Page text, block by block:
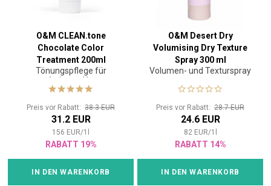
gesund hielt und ihnen die notwendige Ernährung lieferte.
CØR.Color löst das Problem der gesamten Kosmetikindustrie,
nämlich die zunehmende Überempfindlichkeit gegenüber
chemischen Bestandteilen in Produkten. O&M ist vonPETA
zertifiziert. Auf den Produkten finden Sie das Kaninchen-Logo, das
symbolisiert, dass die Produkte cruelty-free sind, also
nicht an
Tieren getestet werden.
Das Haar ist nicht beschädigt, es ist
hydratisiert, stark und glänzend.
O&M CLEAN.tone
Chocolate Color
Treatment 200ml
Tönungspflege für
coloriertes Haar
Preis vor Rabatt: 38.3 EUR
31.2 EUR
156 EUR/1
RABATT 19%
IN DEN WARENKORB
O&M Desert Dry
Volumising Dry Texture
Spray 300 ml
Volumen- und Texturspray
Preis vor Rabatt: 28.7 EUR
24.6 EUR
82 EUR/1
RABATT 14%
IN DEN WARENKORB